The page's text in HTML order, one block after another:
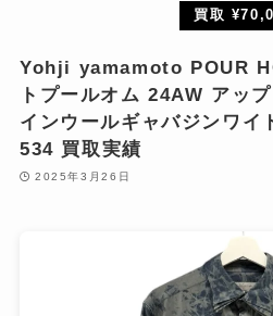
買取
Yohji yamamoto POUR
トプールオム 24AW アッ
インウールギャバジンワイ
534 買取実績
2025年3月26日